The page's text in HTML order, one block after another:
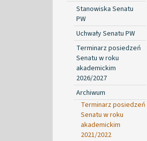
Stanowiska Senatu
PW
Uchwały Senatu PW
Terminarz posiedzeń
Senatu w roku
akademickim
2026/2027
Archiwum
Terminarz posiedzeń
Senatu w roku
akademickim
2021/2022